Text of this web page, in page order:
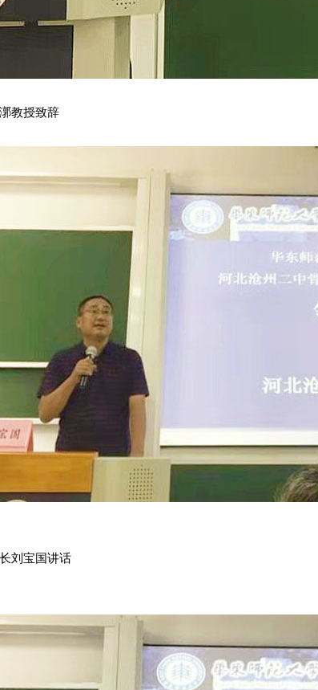
教授致辞
刘宝国讲话